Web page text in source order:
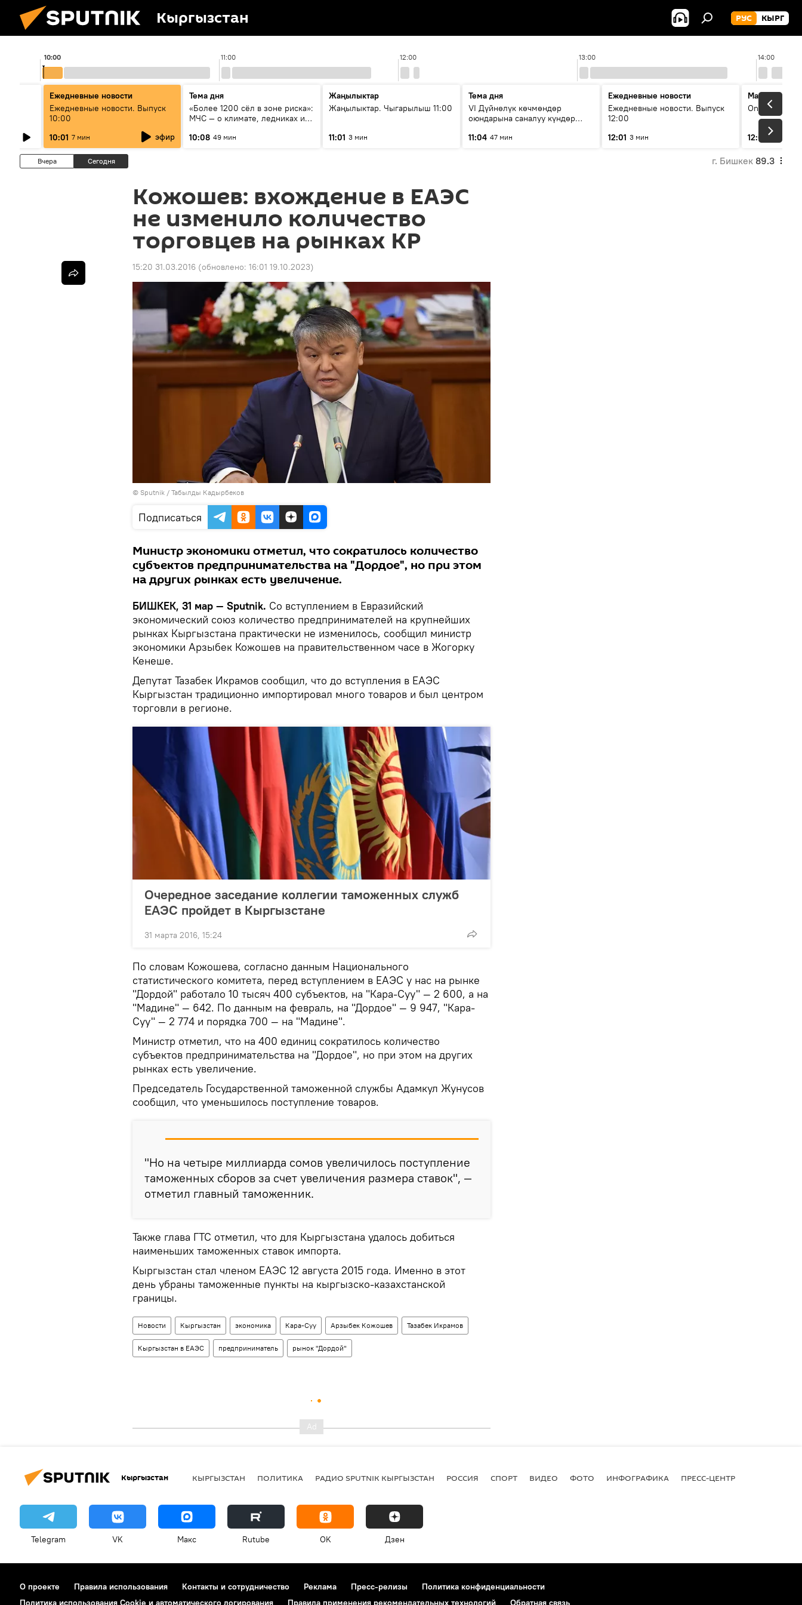
Кыргызстан РУС КЫРГ
11:00 12:00 13:00 14:00
10:00
Ежедневные новости
Ежедневные новости. Выпуск
10:00
10:01 7 мин эфир
Тема дня
«Более 1200 сёл в зоне риска»:
МЧС — о климате, ледниках и
населения
10:08 49 мин
Жаңылыктар
Жаңылыктар. Чыгарылыш 11:00
11:01 3 мин
Тема дня
VI Дүйнөлүк көчмөндөр
оюндарына саналуу күндөр
этапка жетти?
11:04 47 мин
Ежедневные новости
Ежедневные новости. Выпуск
12:00
12:01 3 мин
On air
12:05
Вчера Сегодня г. Бишкек 89.3
Кожошев: вхождение в ЕАЭС
не изменило количество
торговцев на рынках КР
15:20 31.03.2016 (обновлено: 16:01 19.10.2023)
© Sputnik / Табылды Кадырбеков
Подписаться
Министр экономики отметил, что сократилось количество
субъектов предпринимательства на "Дордое", но при этом
на других рынках есть увеличение.
БИШКЕК, 31 мар — Sputnik. Со вступлением в Евразийский
экономический союз количество предпринимателей на крупнейших
рынках Кыргызстана практически не изменилось, сообщил министр
экономики Арзыбек Кожошев на правительственном часе в Жогорку
Кенеше.
Депутат Тазабек Икрамов сообщил, что до вступления в ЕАЭС
Кыргызстан традиционно импортировал много товаров и был центром
торговли в регионе.
Очередное заседание коллегии таможенных служб
ЕАЭС пройдет в Кыргызстане
31 марта 2016, 15:24
По словам Кожошева, согласно данным Национального
статистического комитета, перед вступлением в ЕАЭС у нас на рынке
"Дордой" работало 10 тысяч 400 субъектов, на "Кара-Суу" — 2 600, а на
"Мадине" — 642. По данным на февраль, на "Дордое" — 9 947, "Кара-
Суу" — 2 774 и порядка 700 — на "Мадине".
Министр отметил, что на 400 единиц сократилось количество
субъектов предпринимательства на "Дордое", но при этом на других
рынках есть увеличение.
Председатель Государственной таможенной службы Адамкул Жунусов
сообщил, что уменьшилось поступление товаров.
"Но на четыре миллиарда сомов увеличилось поступление
таможенных сборов за счет увеличения размера ставок", —
отметил главный таможенник.
Также глава ГТС отметил, что для Кыргызстана удалось добиться
наименьших таможенных ставок импорта.
Кыргызстан стал членом ЕАЭС 12 августа 2015 года. Именно в этот
день убраны таможенные пункты на кыргызско-казахстанской
границы.
Новости Кыргызстан экономика Кара-Суу Арзыбек Кожошев Тазабек Икрамов
Кыргызстан в ЕАЭС предприниматель рынок "Дордой"
Кыргызстан КЫРГЫЗСТАН ПОЛИТИКА РАДИО SPUTNIK КЫРГЫЗСТАН РОССИЯ СПОРТ ВИДЕО ФОТО ИНФОГРАФИКА ПРЕСС-ЦЕНТР
Telegram VK Макс Rutube OK Дзен
О проекте Правила использования Контакты и сотрудничество Реклама Пресс-релизы
Политика конфиденциальности
Политика использования Cookie и автоматического логирования
Правила применения рекомендательных технологий Обратная связь